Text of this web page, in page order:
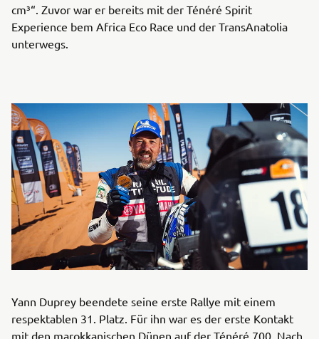
cm³“. Zuvor war er bereits mit der Ténéré Spirit
Experience bem Africa Eco Race und der TransAnatolia
unterwegs.
Yann Duprey beendete seine erste Rallye mit einem
respektablen 31. Platz. Für ihn war es der erste Kontakt
mit den marokkanischen Dünen auf der Ténéré 700. Nach